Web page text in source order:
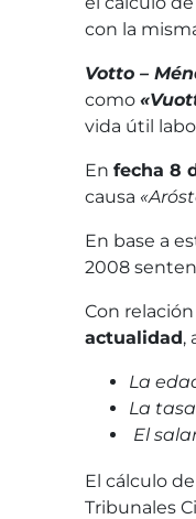
con la
Votto –
como
vida útil
Enfecha 8
causa
En base a
2008
Con
actualidad,
La
La
El
El cálculo
Tribunales